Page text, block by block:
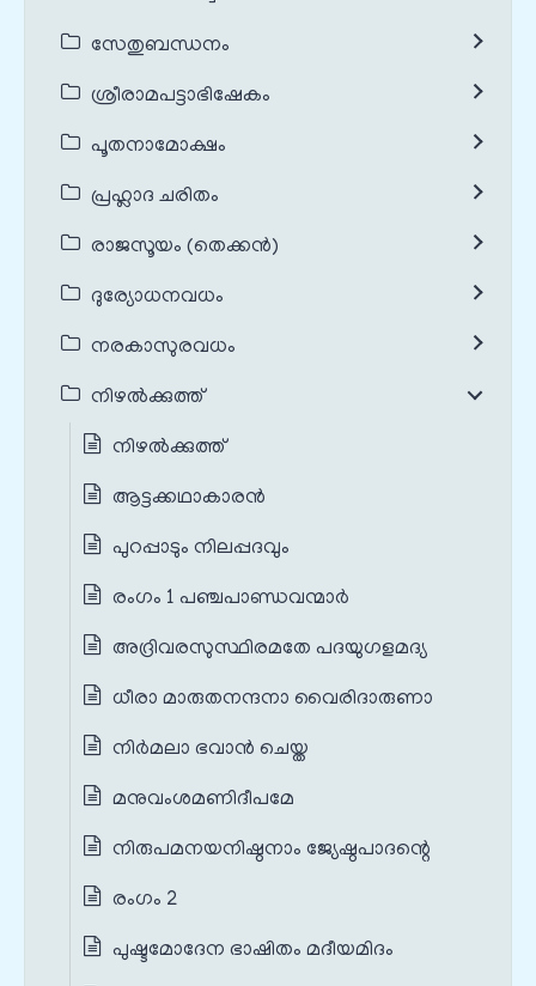
സേതുബന്ധനം
ശ്രീരാമപട്ടാഭിഷേകം
പൂതനാമോക്ഷം
പ്രഹ്ലാദ ചരിതം
രാജസൂയം (തെക്കൻ)
ദുര്യോധനവധം
നരകാസുരവധം
നിഴൽക്കുത്ത്
നിഴൽക്കുത്ത്
ആട്ടക്കഥാകാരൻ
പുറപ്പാടും നിലപ്പദവും
രംഗം 1 പഞ്ചപാണ്ഡവന്മാർ
അദ്രിവരസുസ്ഥിരമതേ പദയുഗളമദ്യ
ധീരാ മാരുതനന്ദനാ വൈരിദാരുണാ
നിർമലാ ഭവാൻ ചെയ്ത
മനുവംശമണിദീപമേ
നിരുപമനയനിഷ്ഠനാം ജ്യേഷ്ഠപാദന്റെ
രംഗം 2
പുഷ്ടമോദേന ഭാഷിതം മദീയമിദം